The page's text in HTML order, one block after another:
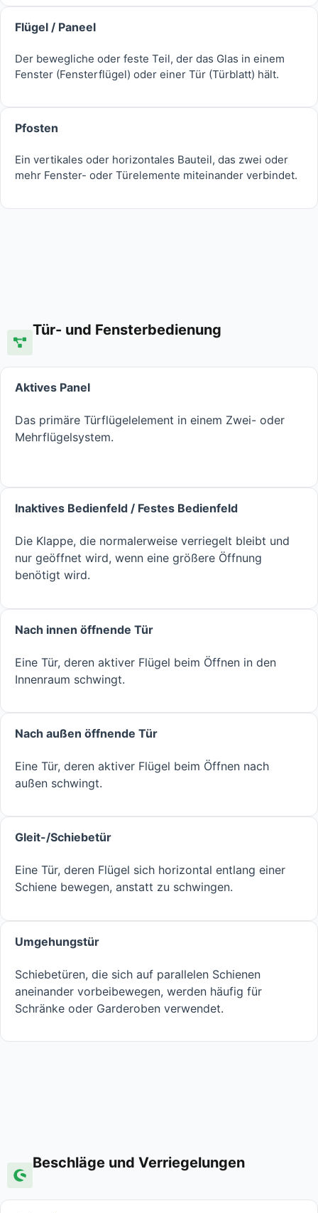
Flügel / Paneel
Der bewegliche oder feste Teil, der das Glas in einem
Fenster (Fensterflügel) oder einer Tür (Türblatt) hält.
Pfosten
Ein vertikales oder horizontales Bauteil, das zwei oder
mehr Fenster- oder Türelemente miteinander verbindet.
Tür- und Fensterbedienung
Aktives Panel
Das primäre Türflügelelement in einem Zwei- oder
Mehrflügelsystem.
Inaktives Bedienfeld / Festes Bedienfeld
Die Klappe, die normalerweise verriegelt bleibt und
nur geöffnet wird, wenn eine größere Öffnung
benötigt wird.
Nach innen öffnende Tür
Eine Tür, deren aktiver Flügel beim Öffnen in den
Innenraum schwingt.
Nach außen öffnende Tür
Eine Tür, deren aktiver Flügel beim Öffnen nach
außen schwingt.
Gleit-/Schiebetür
Eine Tür, deren Flügel sich horizontal entlang einer
Schiene bewegen, anstatt zu schwingen.
Umgehungstür
Schiebetüren, die sich auf parallelen Schienen
aneinander vorbeibewegen, werden häufig für
Schränke oder Garderoben verwendet.
Beschläge und Verriegelungen